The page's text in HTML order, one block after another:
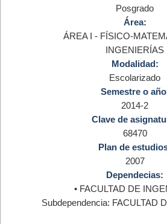
Posgrado
Área:
ÁREA I - FÍSICO-
INGENIERÍAS
Modalidad:
Escolarizado
Semestre o
2014-2
Clave de
68470
Plan de
2007
Dependecias:
• FACULTAD DE
Subdependencia: FACULTAD